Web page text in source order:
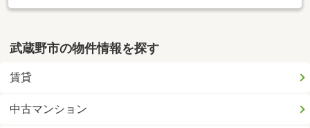
武蔵野市の物件情報を探す
賃貸
中古マンション